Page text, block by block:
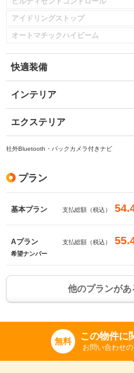
アイドリングストップ
オートマチックハイビーム
快適装備
インテリア
エクステリア
社外Bluetooth・バックカメラ付きナビ
プラン
基本プラン 支払総額（税込）
Aプラン 支払総額（税込）
希望ナンバー
他のプランが
無料 この物件に
お問い合わせ